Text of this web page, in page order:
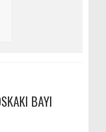
BAYI